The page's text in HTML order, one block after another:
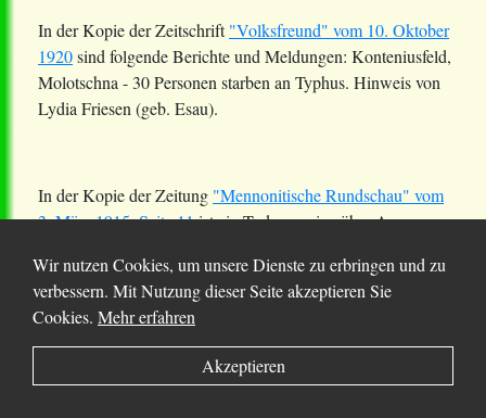
In der Kopie der Zeitschrift"Volksfreund" vom 10. Oktober
1920sind folgende Berichte und Meldungen: Konteniusfeld,
Molotschna - 30 Personen starben an Typhus. Hinweis von
Lydia Friesen (geb. Esau).
In der Kopie der Zeitung "Mennonitische Rundschau" vom
3. März 1915, Seite 11ist ein Todesanzeige über Anna
FranzBaerg, 1856-1914 (sein Vater war Franz Baerg, 15
Mar 1822 (#102461)) von JohannTöws, ca. 1853 (#885307)
aus Nikolaidorf, Molotschna. Hinweis von Willi Janzen.
Zeitung "Mennonitische Rundschau" vom
22. August 1923, Seiten 7-8.ist ein Dankesschreiben des
Wir nutzen Cookies, um unsere Dienste zu erbringen und zu
verbessern. Mit Nutzung dieser Seite akzeptieren Sie
Cookies. Mehr erfahren
Akzeptieren